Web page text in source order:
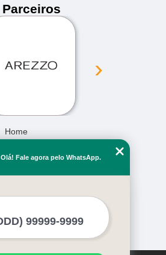
Parceiros
›
Home
Missão
Olá! Fale agora pelo WhatsApp.